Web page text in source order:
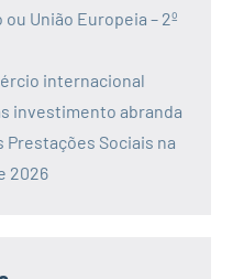
União Europeia – 2º
internacional
investimento abranda
Prestações Sociais na
2026